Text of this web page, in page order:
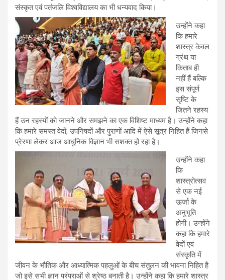
संस्कृत एवं पतंजलि विश्वविद्यालय का भी धन्यवाद किया।
उन्होंने कहा
कि हमारे
शास्त्र केवल
ग्रंथ या
किताब ही
नहीं हैं बल्कि
इस संपूर्ण
सृष्टि के
जितने रहस्य
हैं उन रहस्यों को जानने और समझने का एक विशिष्ट माध्यम है। उन्होंने कहा
कि हमारे समस्त वेदों, उपनिषदों और पुराणों आदि में ऐसे सूत्र निहित हैं जिनसे
प्रेरणा लेकर आज आधुनिक विज्ञान भी सशक्त हो रहा है।
उन्होंने कहा
कि
शास्त्रोत्सव
से एक नई
ऊर्जा के
अनुभूति
होगी। उन्होंने
कहा कि हमारे
वेदों एवं
संस्कृति में
जीवन के भौतिक और आध्यात्मिक पहलुओं के बीच संतुलन की भावना निहित है
जो इसे सभी ज्ञान परंपराओं से श्रेष्ठ बनाती है। उन्होंने कहा कि हमारे शास्त्र